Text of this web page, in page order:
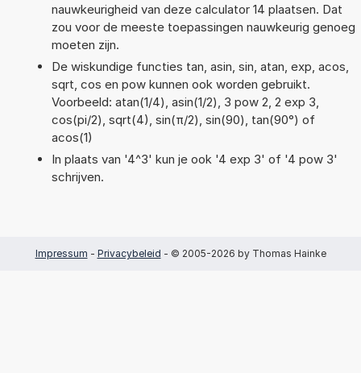
nauwkeurigheid van deze calculator 14 plaatsen. Dat
zou voor de meeste toepassingen nauwkeurig genoeg
moeten zijn.
De wiskundige functies tan, asin, sin, atan, exp, acos,
sqrt, cos en pow kunnen ook worden gebruikt.
Voorbeeld: atan(1/4), asin(1/2), 3 pow 2, 2 exp 3,
cos(pi/2), sqrt(4), sin(π/2), sin(90), tan(90°) of
acos(1)
In plaats van '4^3' kun je ook '4 exp 3' of '4 pow 3'
schrijven.
Impressum - Privacybeleid - © 2005-2026 by Thomas Hainke